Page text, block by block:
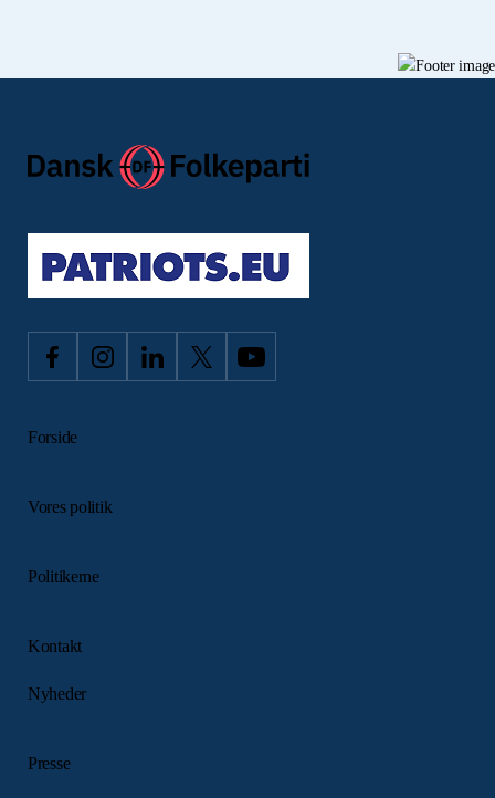
Forside
Vores politik
Politikerne
Kontakt
Nyheder
Presse